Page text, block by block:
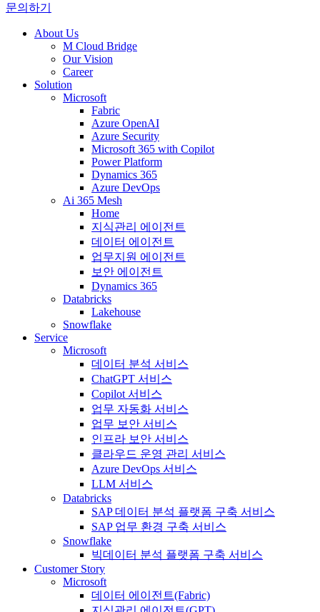
문의하기
About Us
M Cloud Bridge
Our Vision
Career
Solution
Microsoft
Fabric
Azure OpenAI
Azure Security
Microsoft 365 with Copilot
Power Platform
Dynamics 365
Azure DevOps
Ai 365 Mesh
Home
지식관리 에이전트
데이터 에이전트
업무지원 에이전트
보안 에이전트
Dynamics 365
Databricks
Lakehouse
Snowflake
Service
Microsoft
데이터 분석 서비스
ChatGPT 서비스
Copilot 서비스
업무 자동화 서비스
업무 보안 서비스
인프라 보안 서비스
클라우드 운영 관리 서비스
Azure DevOps 서비스
LLM 서비스
Databricks
SAP 데이터 분석 플랫폼 구축 서비스
SAP 업무 환경 구축 서비스
Snowflake
빅데이터 분석 플랫폼 구축 서비스
Customer Story
Microsoft
데이터 에이전트(Fabric)